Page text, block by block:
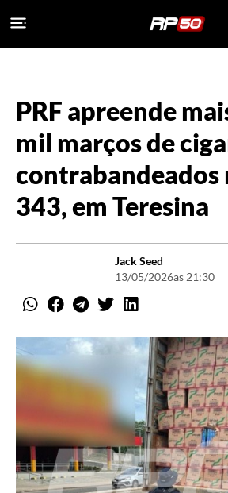
PRF apreende
mil marços de
contrabandeados
343, em Teresina
Jack Seed
13/05/2026as 21:30